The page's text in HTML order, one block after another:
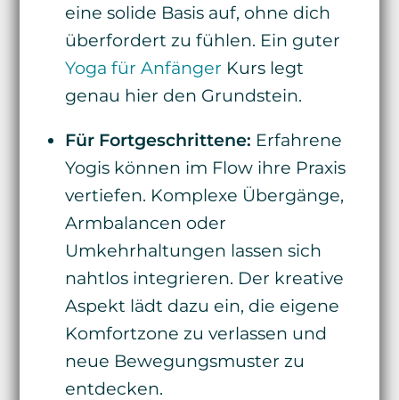
eine solide Basis auf, ohne dich
überfordert zu fühlen. Ein guter
Yoga für Anfänger Kurs legt
genau hier den Grundstein.
Für Fortgeschrittene: Erfahrene
Yogis können im Flow ihre Praxis
vertiefen. Komplexe Übergänge,
Armbalancen oder
Umkehrhaltungen lassen sich
nahtlos integrieren. Der kreative
Aspekt lädt dazu ein, die eigene
Komfortzone zu verlassen und
neue Bewegungsmuster zu
entdecken.